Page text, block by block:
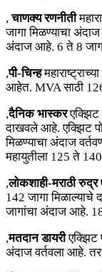
,चाणक्य रणनीती
जागा मिळण्याचा
अंदाज आहे. 6 ते 8
,पी-चिन्ह
आहेत. MVA साठी
,दैनिक भास्करएक्झिट
दाखवले आहे. एक्झिट
मिळण्याचा अंदाज
महायुतीला 125 ते
,लोकशाही-मराठी रुद्र
142 जागा
जागांचा अंदाज आहे.
,मतदान डायरीएक्झिट
अंदाज वर्तवला आहे.